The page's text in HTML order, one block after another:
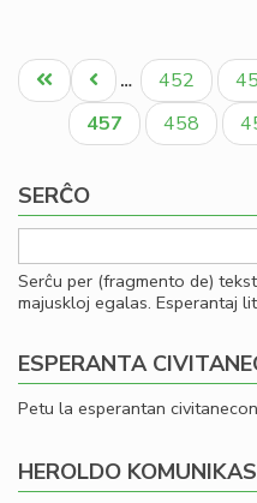
Pagination
Unua
paĝo
Antaŭa
paĝo
… Paĝo
452
Aktuala
paĝo
457 Paĝo
458
SERĈO
Serĉu per (fragmento de)
majuskloj egalas. Esperantaj
ESPERANTA
Petu la esperantan
HEROLDO